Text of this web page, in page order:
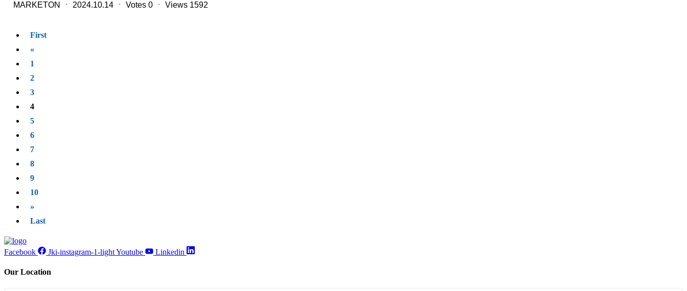
climate change is reminiscent of the Great Depression, especially for the founders and their crew in the fields of startups and venture capitals. It has been more than six months—and it
Some of the wisdom I have gained came from other leaders in the diverse space, including seven founders of Aaron Easterly, Alvaro...
MARKETON ㆍ 2024.10.14 ㆍ Votes 0 ㆍ Views 1592
First
«
1
2
3
4
5
6
7
8
9
10
»
Last
Facebook Jki-instagram-1-lightYoutube Linkedin
Our Location